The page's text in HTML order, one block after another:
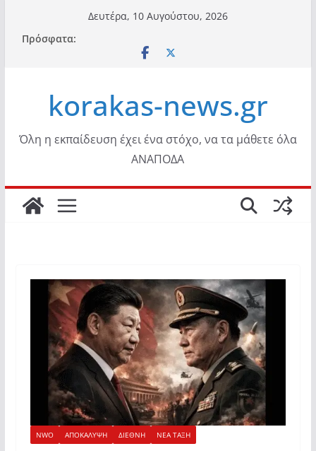
περιεχόμενο
Δευτέρα, 10 Αυγούστου, 2026
Πρόσφατα:
korakas-news.gr
Όλη η εκπαίδευση έχει ένα στόχο, να τα μάθετε όλα
ΑΝΑΠΟΔΑ
NWO ΑΠΟΚΑΛΥΨΗ ΔΙΕΘΝΗ ΝΕΑ ΤΑΞΗ